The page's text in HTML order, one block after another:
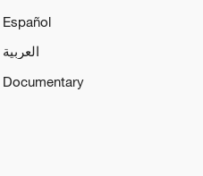
Español
العربية
Documentary